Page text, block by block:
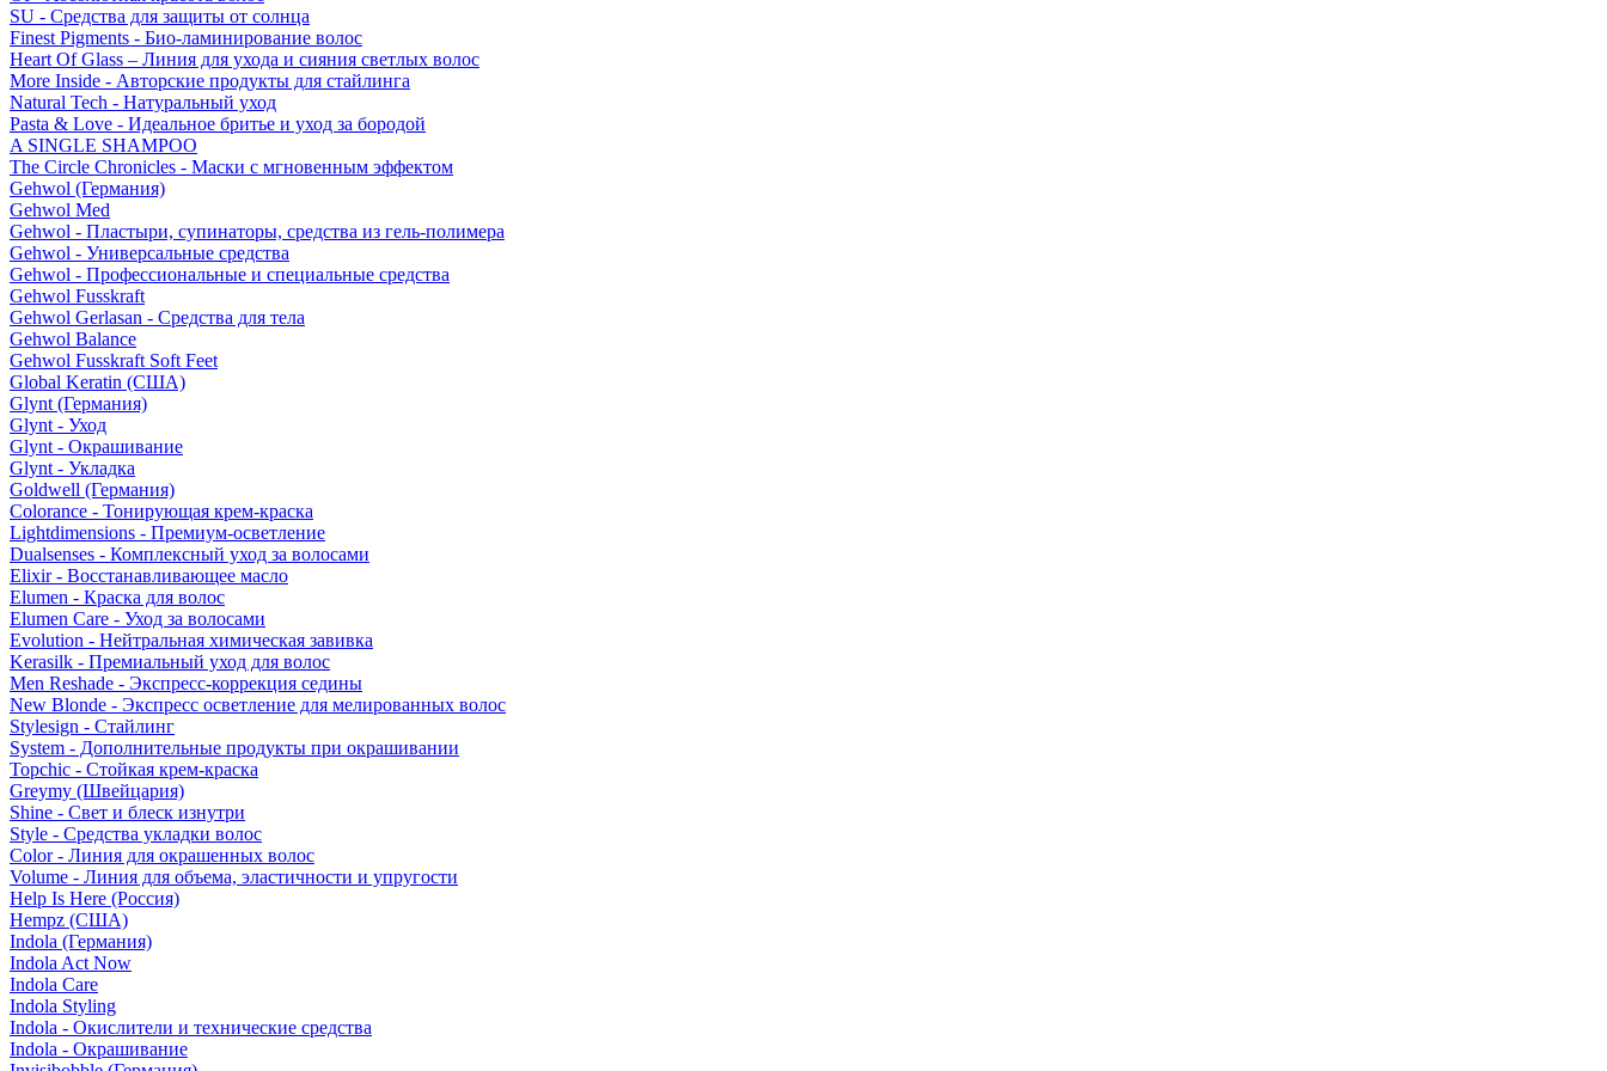
SU - Средства для защиты от солнца
Finest Pigments - Био-ламинирование волос
Heart Of Glass – Линия для ухода и сияния светлых волос
More Inside - Авторские продукты для стайлинга
Natural Tech - Натуральный уход
Pasta & Love - Идеальное бритье и уход за бородой
A SINGLE SHAMPOO
The Circle Chronicles - Маски с мгновенным эффектом
Gehwol (Германия)
Gehwol Med
Gehwol - Пластыри, супинаторы, средства из гель-полимера
Gehwol - Универсальные средства
Gehwol - Профессиональные и специальные средства
Gehwol Fusskraft
Gehwol Gerlasan - Средства для тела
Gehwol Balance
Gehwol Fusskraft Soft Feet
Global Keratin (США)
Glynt (Германия)
Glynt - Уход
Glynt - Окрашивание
Glynt - Укладка
Goldwell (Германия)
Colorance - Тонирующая крем-краска
Lightdimensions - Премиум-осветление
Dualsenses - Комплексный уход за волосами
Elixir - Восстанавливающее масло
Elumen - Краска для волос
Elumen Care - Уход за волосами
Evolution - Нейтральная химическая завивка
Kerasilk - Премиальный уход для волос
Men Reshade - Экспресс-коррекция седины
New Blonde - Экспресс осветление для мелированных волос
Stylesign - Стайлинг
System - Дополнительные продукты при окрашивании
Topchic - Стойкая крем-краска
Greymy (Швейцария)
Shine - Свет и блеск изнутри
Style - Средства укладки волос
Color - Линия для окрашенных волос
Volume - Линия для объема, эластичности и упругости
Help Is Here (Россия)
Hempz (США)
Indola (Германия)
Indola Act Now
Indola Care
Indola Styling
Indola - Окислители и технические средства
Indola - Окрашивание